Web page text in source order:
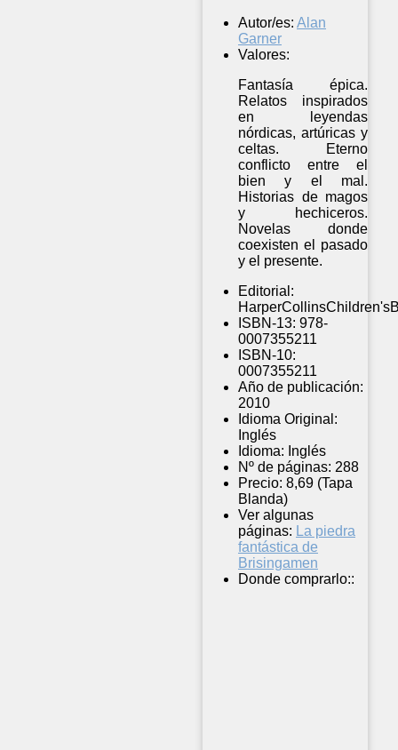
Autor/es: Alan
Garner
Valores:
Fantasía épica.
Relatos inspirados
en leyendas
nórdicas, artúricas y
celtas. Eterno
conflicto entre el
bien y el mal.
Historias de magos
y hechiceros.
Novelas donde
coexisten el pasado
y el presente.
Editorial:
ISBN-13: 978-
0007355211
ISBN-10:
0007355211
Año de publicación:
2010
Idioma Original:
Inglés
Idioma: Inglés
Nº de páginas: 288
Precio: 8,69 (Tapa
Blanda)
Ver algunas
páginas: La piedra
fantástica de
Brisingamen
Donde comprarlo::